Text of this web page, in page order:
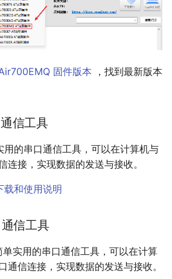
固件版本 ，找到最新版本
信工具
用的串口通信工具，可以在计算机与
连接，实现数据的发送与接收。
载和使用说明
信工具
实用的串口通信工具，可以在计算
通信连接，实现数据的发送与接收。